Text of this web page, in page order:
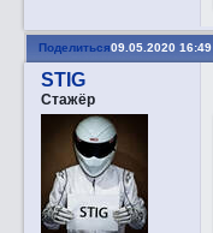
Поделиться09.05.2020 16:49
STIG
Стажёр